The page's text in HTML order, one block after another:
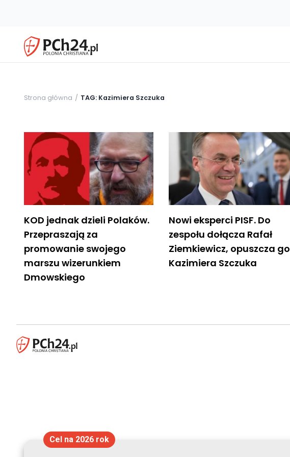
Strona główna TAG: Kazimiera Szczuka
KOD jednak dzieli Polaków.
Przepraszają za
promowanie swojego
marszu wizerunkiem
Dmowskiego
Nowi eksperci PISF. Do
zespołu dołącza Rafał
Ziemkiewicz, opuszcza go
Kazimiera Szczuka
Cel na 2026 rok